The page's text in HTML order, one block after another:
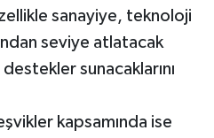
sanayiye, teknoloji
seviye atlatacak
sunacaklarını
kapsamında ise